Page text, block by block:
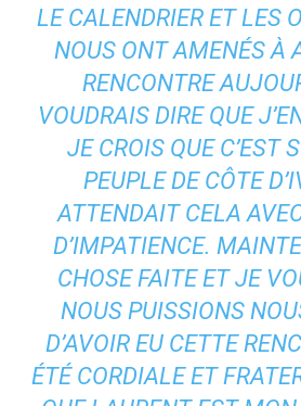
LE CALENDRIER ET LES
NOUS ONT AMENÉS À
RENCONTRE
VOUDRAIS DIRE QUE
JE CROIS QUE C’EST
PEUPLE DE CÔTE
ATTENDAIT CELA
D’IMPATIENCE.
CHOSE FAITE ET JE
NOUS PUISSIONS
D’AVOIR EU CETTE
ÉTÉ CORDIALE ET